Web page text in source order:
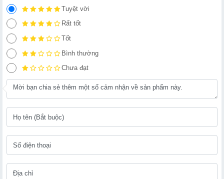
Tuyệt vời
Rất tốt
Tốt
Bình thường
Chưa đạt